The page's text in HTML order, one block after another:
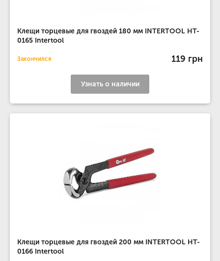
Клещи торцевые для гвоздей 180 мм INTERTOOL HT-
0165 Intertool
Закончился 119 грн
Узнать о наличии
Клещи торцевые для гвоздей 200 мм INTERTOOL HT-
0166 Intertool